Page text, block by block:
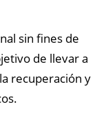
sin fines de
de llevar a
recuperación y